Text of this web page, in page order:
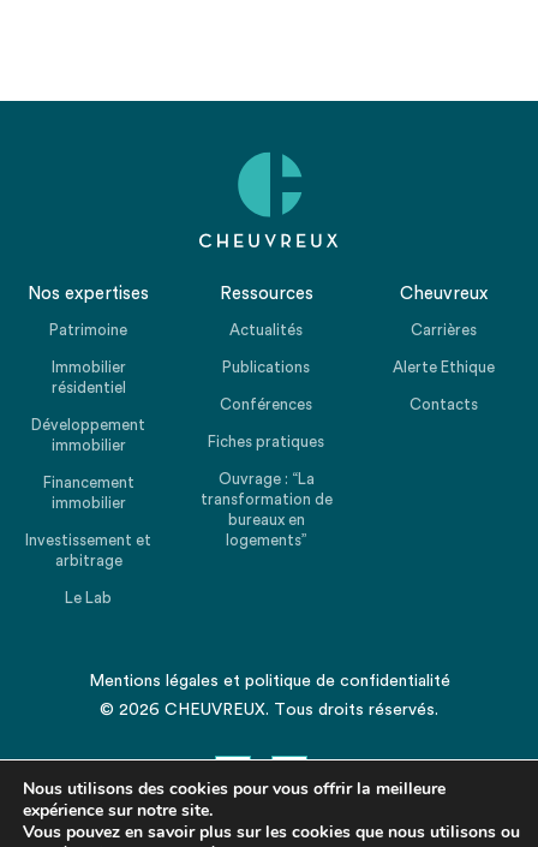
Nos expertises
Patrimoine
Immobilier
résidentiel
Développement
immobilier
Financement
immobilier
Investissement et
arbitrage
Le Lab
Ressources
Actualités
Publications
Conférences
Fiches pratiques
Ouvrage : “La
transformation de
bureaux en
logements”
Cheuvreux
Carrières
Alerte Ethique
Contacts
Mentions légales et politique de confidentialité
© 2026 CHEUVREUX. Tous droits réservés.
Nous utilisons des cookies pour vous offrir la meilleure
expérience sur notre site.
Vous pouvez en savoir plus sur les cookies que nous utilisons ou